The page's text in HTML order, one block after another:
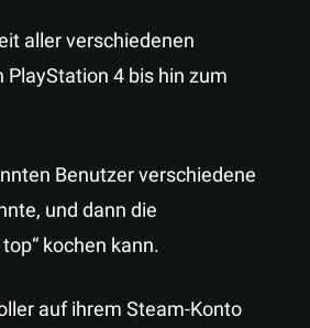
aller verschiedenen
4 bis hin zum
Benutzer verschiedene
und dann die
kochen kann.
auf ihrem Steam-Konto